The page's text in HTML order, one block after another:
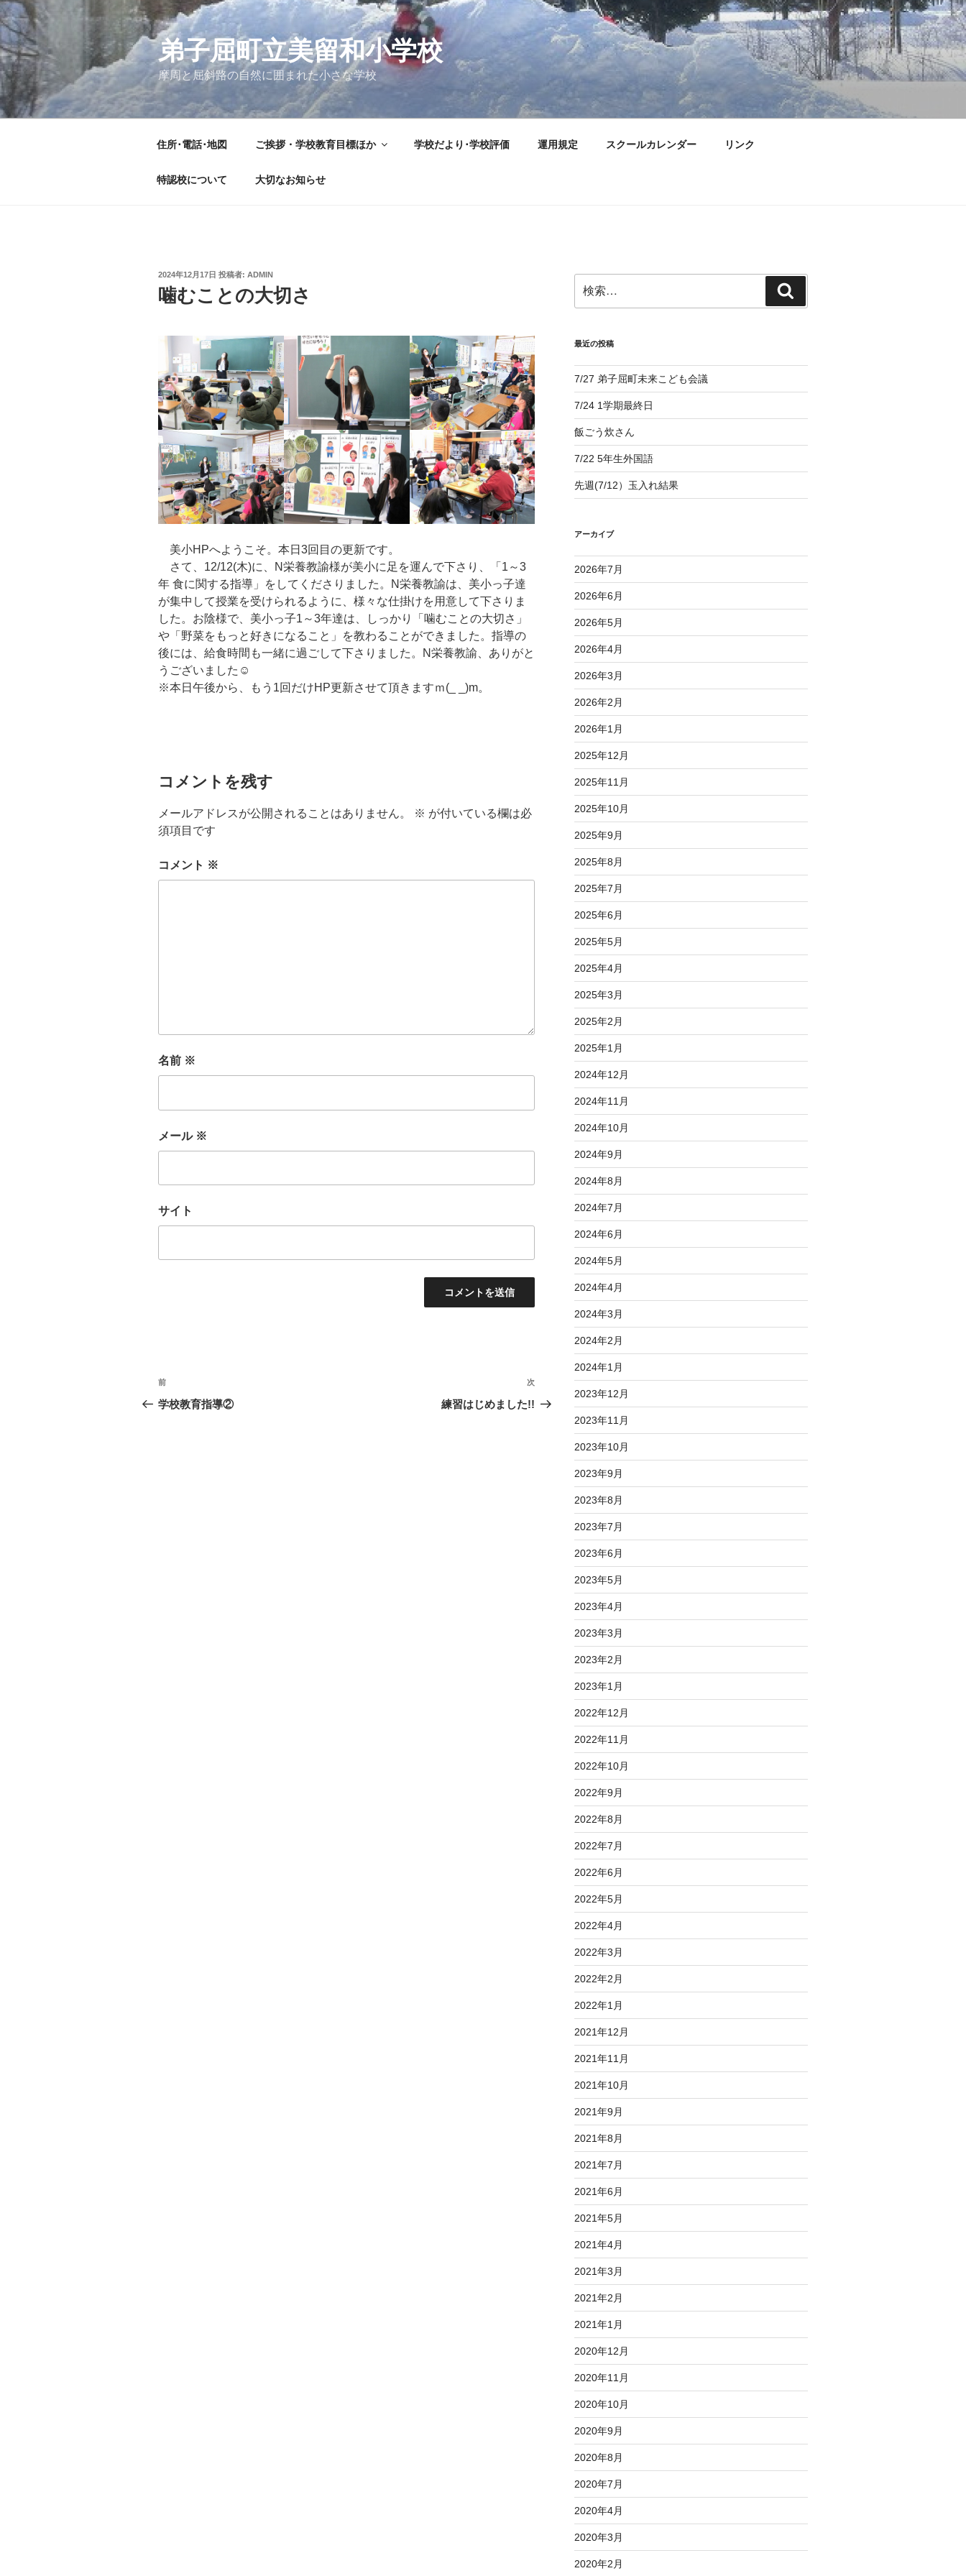
コ
ン
テ
ン
ツ
へ
ス
弟子屈町立美留和小学校
摩周と屈斜路の自然に囲まれた小さな学校
住所･電話･地図 ご挨拶・学校教育目標ほか 学校だより･学校評価 運用規定 スクールカレンダー リンク
特認校について 大切なお知らせ
投
稿
日:
2024年12月17日 投稿者: ADMIN
噛むことの大切さ
美小HPへようこそ。本日3回目の更新です。
さて、12/12(木)に、N栄養教諭様が美小に足を運んで下さり、「1～3
年 食に関する指導」をしてくださりました。N栄養教諭は、美小っ子達
が集中して授業を受けられるように、様々な仕掛けを用意して下さりま
した。お陰様で、美小っ子1～3年達は、しっかり「噛むことの大切さ」
や「野菜をもっと好きになること」を教わることができました。指導の
後には、給食時間も一緒に過ごして下さりました。N栄養教諭、ありがと
うございました☺
※本日午後から、もう1回だけHP更新させて頂きますｍ(_ _)m。
コメントを残す
メールアドレスが公開されることはありません。 ※ が付いている欄は必
須項目です
コメント ※
名前 ※
メール ※
サイト
投
稿
前
の
前
学校教育指導②
次
の
次
練習はじめました!!
索:
索
最近の投稿
7/27 弟子屈町未来こども会議
7/24 1学期最終日
飯ごう炊さん
7/22 5年生外国語
先週(7/12）玉入れ結果
アーカイブ
2026年7月
2026年6月
2026年5月
2026年4月
2026年3月
2026年2月
2026年1月
2025年12月
2025年11月
2025年10月
2025年9月
2025年8月
2025年7月
2025年6月
2025年5月
2025年4月
2025年3月
2025年2月
2025年1月
2024年12月
2024年11月
2024年10月
2024年9月
2024年8月
2024年7月
2024年6月
2024年5月
2024年4月
2024年3月
2024年2月
2024年1月
2023年12月
2023年11月
2023年10月
2023年9月
2023年8月
2023年7月
2023年6月
2023年5月
2023年4月
2023年3月
2023年2月
2023年1月
2022年12月
2022年11月
2022年10月
2022年9月
2022年8月
2022年7月
2022年6月
2022年5月
2022年4月
2022年3月
2022年2月
2022年1月
2021年12月
2021年11月
2021年10月
2021年9月
2021年8月
2021年7月
2021年6月
2021年5月
2021年4月
2021年3月
2021年2月
2021年1月
2020年12月
2020年11月
2020年10月
2020年9月
2020年8月
2020年7月
2020年4月
2020年3月
2020年2月